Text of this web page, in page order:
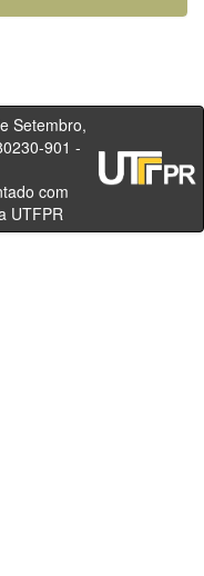
901 -
Brasil
com
UTFPR